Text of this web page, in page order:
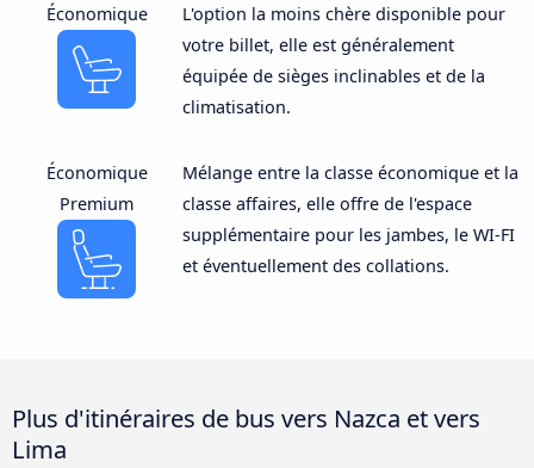
Économique
L'option la moins chère disponible pour
votre billet, elle est généralement
équipée de sièges inclinables et de la
climatisation.
Économique
Premium
Mélange entre la classe économique et la
classe affaires, elle offre de l'espace
supplémentaire pour les jambes, le WI-FI
et éventuellement des collations.
Plus d'itinéraires de bus vers Nazca et vers
Lima